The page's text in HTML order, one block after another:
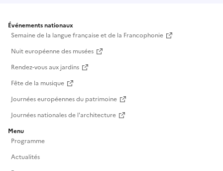
Événements nationaux
Semaine de la langue française et de la Francophonie
Nuit européenne des musées
Rendez-vous aux jardins
Fête de la musique
Journées européennes du patrimoine
Journées nationales de l'architecture
Menu
Programme
Actualités